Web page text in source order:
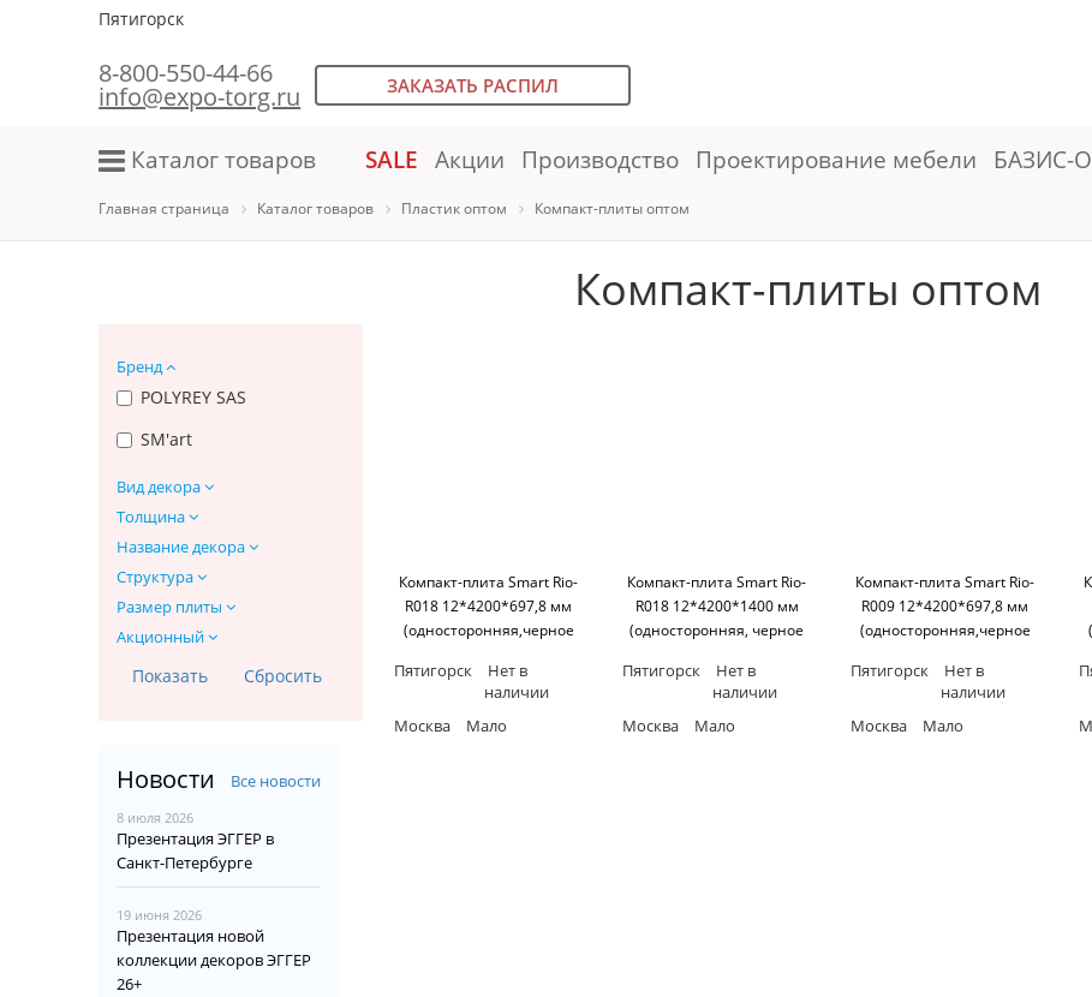
Пятигорск
8-800-550-44-66
info@expo-torg.ru ЗАКАЗАТЬ РАСПИЛ
Каталог товаров SALE Акции Производство Проектирование мебели БАЗИС-
Главная страница Каталог товаров Пластик оптом Компакт-плиты оптом
Компакт-плиты оптом
Бренд
POLYREY SAS
SM'art
Вид декора
Толщина
Название декора
Структура
Размер плиты
Акционный
Новости Все новости
8 июля 2026
Презентация ЭГГЕР в
Санкт-Петербурге
19 июня 2026
Презентация новой
коллекции декоров ЭГГЕР
26+
Компакт-плита Smart Rio-
R018 12*4200*697,8 мм
(односторонняя,черное
Пятигорск
Нет в
наличии
Москва
Мало
Компакт-плита Smart Rio-
R018 12*4200*1400 мм
(односторонняя, черное
Пятигорск
Нет в
наличии
Москва
Мало
Компакт-плита Smart Rio-
R009 12*4200*697,8 мм
(односторонняя,черное
Пятигорск
Нет в
наличии
Москва
Мало